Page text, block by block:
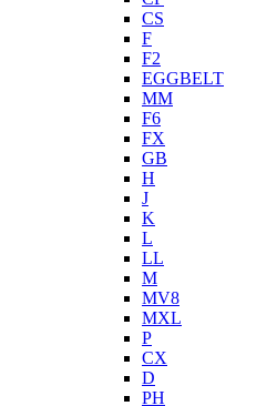
CS
F
F2
EGGBELT
MM
F6
FX
GB
H
J
K
L
LL
M
MV8
MXL
P
CX
D
PH